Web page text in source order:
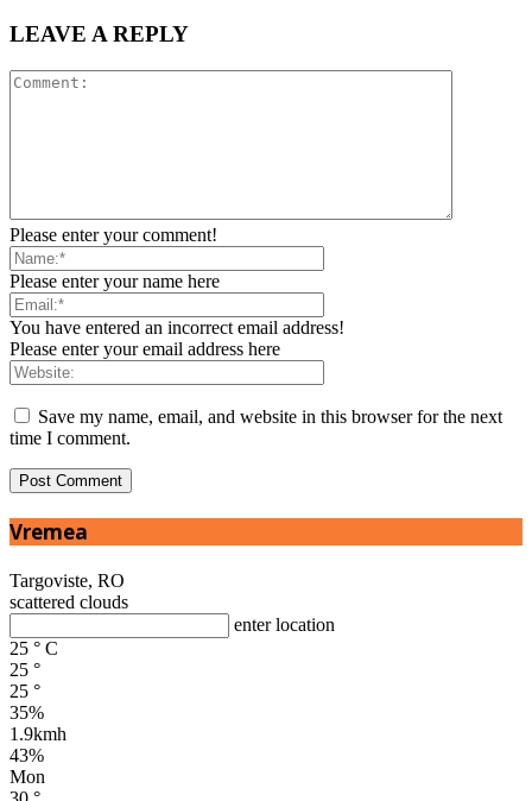
LEAVE A REPLY
Please enter your comment!
Please enter your name here
You have entered an incorrect email address!
Please enter your email address here
Save my name, email, and website in this browser for the next
time I comment.
Vremea
Targoviste, RO
scattered clouds
enter location
25 ° C
25 °
25 °
35%
1.9kmh
43%
Mon